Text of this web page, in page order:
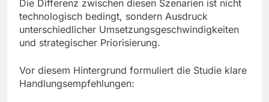
Die Differenz zwischen diesen Szenarien ist nicht
technologisch bedingt, sondern Ausdruck
unterschiedlicher Umsetzungsgeschwindigkeiten
und strategischer Priorisierung.
Vor diesem Hintergrund formuliert die Studie klare
Handlungsempfehlungen: